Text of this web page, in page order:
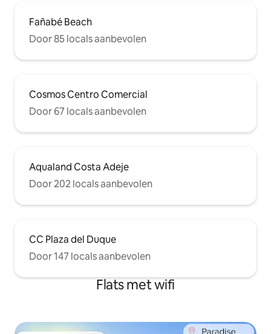
Fañabé Beach
Door 85 locals aanbevolen
Cosmos Centro Comercial
Door 67 locals aanbevolen
Aqualand Costa Adeje
Door 202 locals aanbevolen
CC Plaza del Duque
Door 147 locals aanbevolen
Flats met wifi